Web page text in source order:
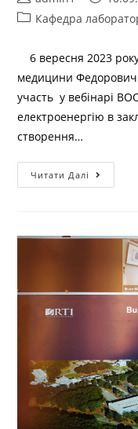
Кафедра
6 вересня 2023
медицини
участь у вебінарі
електроенергію в
створення…
Читати Далі